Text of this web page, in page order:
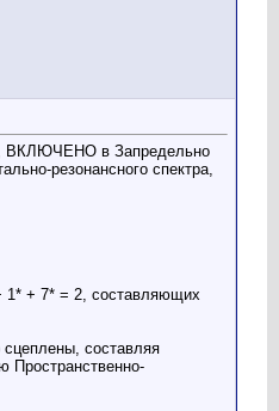
ВКЛЮЧЕНО в Запредельно
резонансного спектра,
1* + 7* = 2, составляющих
составляя
Пространственно-